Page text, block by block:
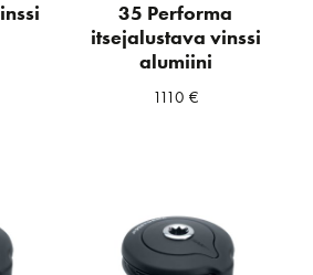
35 Performa
itsejalustava vinssi
alumiini
1110 €